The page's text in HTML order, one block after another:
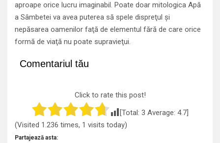
aproape orice lucru imaginabil. Poate doar mitologica Apă
a Sâmbetei va avea puterea să spele dispreţul şi
nepăsarea oamenilor faţă de elementul fără de care orice
formă de viaţă nu poate supravieţui.
Comentariul tău
Click to rate this post!
[Total: 3 Average: 4.7]
(Visited 1.236 times, 1 visits today)
Partajează asta: